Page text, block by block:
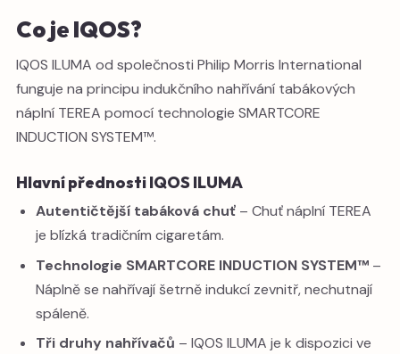
Co je IQOS?
IQOS ILUMA od společnosti Philip Morris International
funguje na principu indukčního nahřívání tabákových
náplní TEREA pomocí technologie SMARTCORE
INDUCTION SYSTEM™.
Hlavní přednosti IQOS ILUMA
Autentičtější tabáková chuť– Chuť náplní TEREA
je blízká tradičním cigaretám.
Technologie SMARTCORE INDUCTION SYSTEM™–
Náplně se nahřívají šetrně indukcí zevnitř, nechutnají
spáleně.
Tři druhy nahřívačů – IQOS ILUMA je k dispozici ve